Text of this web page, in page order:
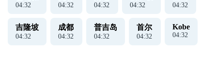
04:32 04:32 04:32 04:32 04:32
吉隆坡
04:32
成都
04:32
普吉岛
04:32
首尔
04:32
Kobe
04:32